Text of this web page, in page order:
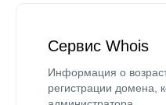
Сервис Whois
Информация о
регистрации домена,